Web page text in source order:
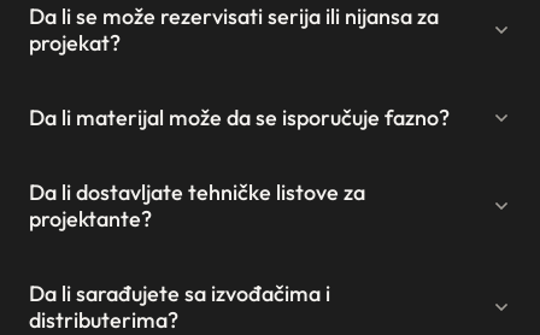
Da li se može rezervisati serija ili nijansa za
projekat?
Da li materijal može da se isporučuje fazno?
Da li dostavljate tehničke listove za
projektante?
Da li sarađujete sa izvođačima i
distributerima?